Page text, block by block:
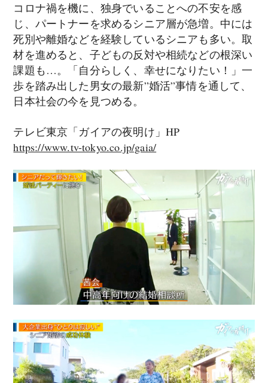
コロナ禍を機に、独身でいることへの不安を感
じ、パートナーを求めるシニア層が急増。中には
死別や離婚などを経験しているシニアも多い。取
材を進めると、子どもの反対や相続などの根深い
課題も…。「自分らしく、幸せになりたい！」一
歩を踏み出した男女の最新”婚活”事情を通して、
日本社会の今を見つめる。
テレビ東京「ガイアの夜明け」HP
https://www.tv-tokyo.co.jp/gaia/